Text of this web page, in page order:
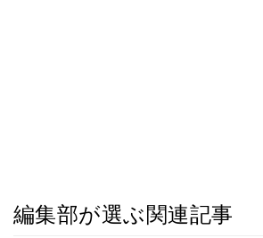
編集部が選ぶ関連記事